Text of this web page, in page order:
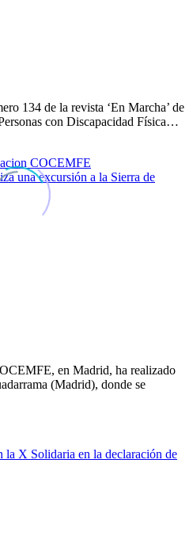
134 de la revista ‘En Marcha’ de
con Discapacidad Física…
una excursión a la Sierra de
en Madrid, ha realizado
(Madrid), donde se
la X Solidaria en la declaración de